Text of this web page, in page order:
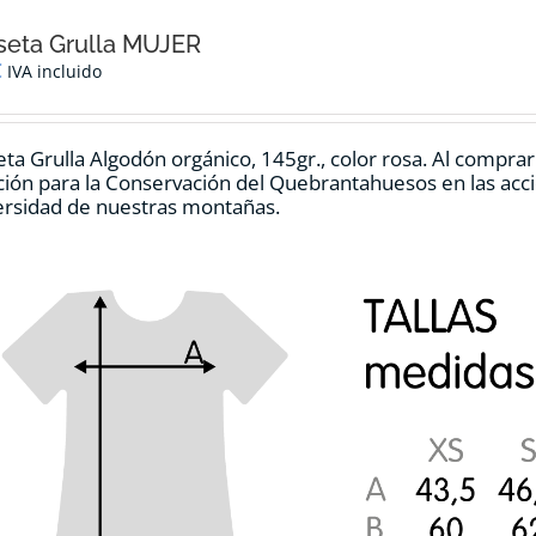
Grulla MUJER
IVA incluido
Grulla Algodón orgánico, 145gr., color rosa. Al
para la Conservación del Quebrantahuesos en las
de nuestras montañas.